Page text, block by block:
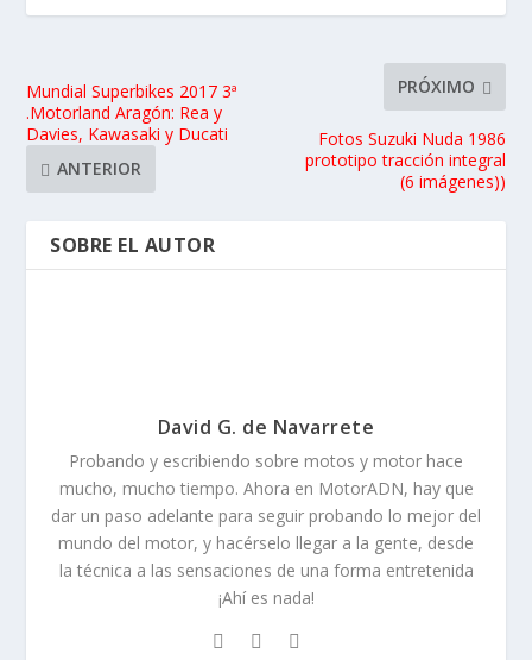
Mundial Superbikes 2017 3ª
.Motorland Aragón: Rea y
Davies, Kawasaki y Ducati
ANTERIOR
PRÓXIMO
Fotos Suzuki Nuda 1986
prototipo tracción integral
(6 imágenes))
SOBRE EL AUTOR
David G. de Navarrete
Probando y escribiendo sobre motos y motor hace
mucho, mucho tiempo. Ahora en MotorADN, hay que
dar un paso adelante para seguir probando lo mejor del
mundo del motor, y hacérselo llegar a la gente, desde
la técnica a las sensaciones de una forma entretenida
¡Ahí es nada!